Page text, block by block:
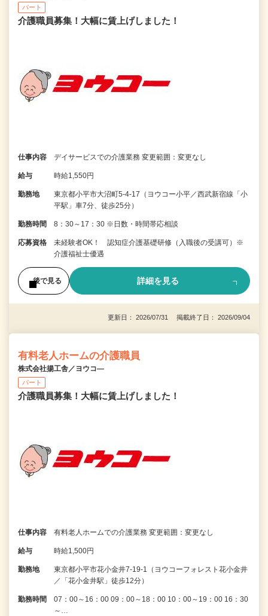
パート
介護職員募集！大幅に賃上げしました！
仕事内容 デイサービスでの介護業務 変更範囲：変更なし
給与 時給1,550円
勤務地
東京都小平市大沼町5-4-17（ヨウコー小平／西武新宿線「小
平駅」車7分、徒歩25分）
勤務時間 8：30～17：30 ※日数・時間帯応相談
応募資格
未経験者OK！ 認知症介護基礎研修（入職後の受講可）※
介護福祉士優遇
後で見る 詳細を見る
更新日： 2026/07/31 掲載終了日： 2026/09/04
有料老人ホームの介護職員
株式会社揚工舎／ヨウコ―
パート
介護職員募集！大幅に賃上げしました！
仕事内容 有料老人ホームでの介護業務 変更範囲：変更なし
給与 時給1,500円
勤務地
東京都小平市花小金井7-19-1（ヨウコーフォレスト花小金井
／「花小金井駅」徒歩12分）
勤務時間
07：00～16：00 09：00～18：00 10：00～19：00 16：30
～…